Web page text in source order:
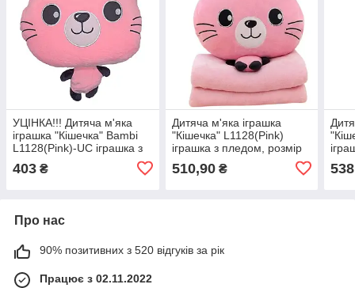
УЦІНКА!!! Дитяча м'яка
іграшка "Кішечка" Bambi
L1128(Pink)-UC іграшка з
403 ₴
Дитяча м'яка іграшка
"Кішечка" L1128(Pink)
іграшка з пледом, розмір
510,90₴
Про нас
90% позитивних з 520 відгуків за рік
Працює з 02.11.2022